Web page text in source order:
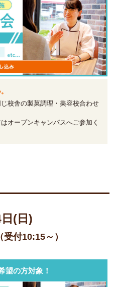
校舎の製菓調理・美容校合わせ
オープンキャンパスへご参加く
(日)
付10:15～）
望の方対象！